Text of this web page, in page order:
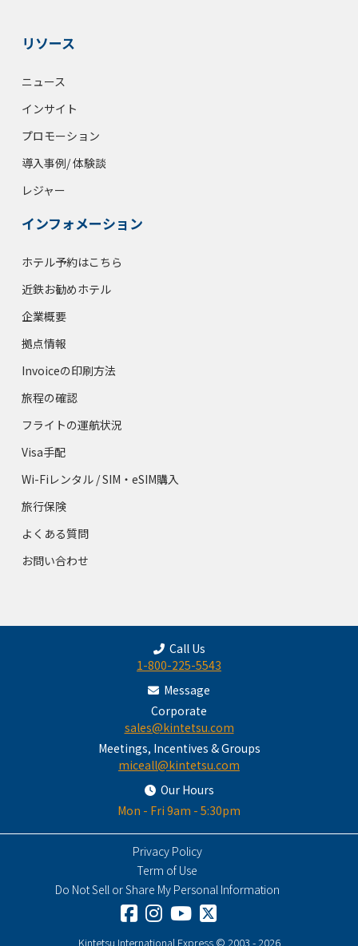
リソース
ニュース
インサイト
プロモーション
導入事例/ 体験談
レジャー
インフォメーション
ホテル予約はこちら
近鉄お勧めホテル
企業概要
拠点情報
Invoiceの印刷方法
旅程の確認
フライトの運航状況
Visa手配
Wi-Fiレンタル / SIM・eSIM購入
旅行保険
よくある質問
お問い合わせ
Call Us
1-800-225-5543
Message
Corporate
sales@kintetsu.com
Meetings, Incentives & Groups
miceall@kintetsu.com
Our Hours
Mon - Fri 9am - 5:30pm
Privacy Policy
Term of Use
Do Not Sell or Share My Personal Information
Kintetsu International Express © 2003 - 2026